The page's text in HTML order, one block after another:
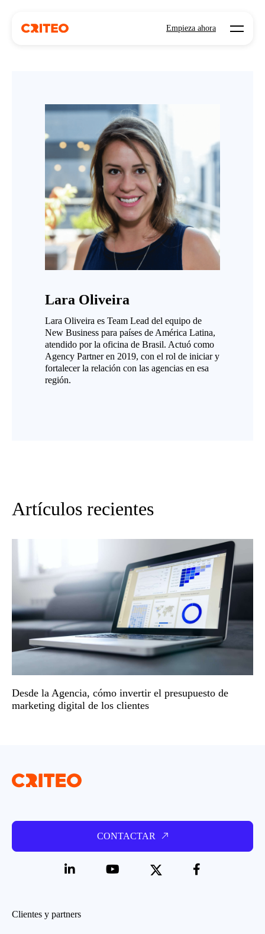
Empieza ahora Open
Lara Oliveira
Lara Oliveira es Team Lead del equipo de
New Business para países de América Latina,
atendido por la oficina de Brasil. Actuó como
Agency Partner en 2019, con el rol de iniciar y
fortalecer la relación con las agencias en esa
región.
Artículos recientes
Desde la Agencia, cómo invertir el presupuesto de
marketing digital de los clientes
CONTACTAR
Clientes y partners